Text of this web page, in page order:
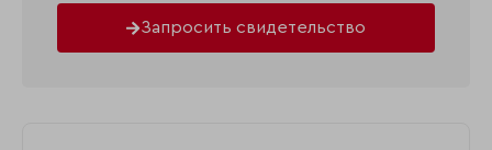
Запросить свидетельство